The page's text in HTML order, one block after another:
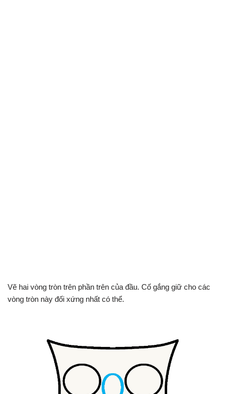
Vẽ hai vòng tròn trên phần trên của đầu. Cố gắng giữ cho các
vòng tròn này đối xứng nhất có thể.